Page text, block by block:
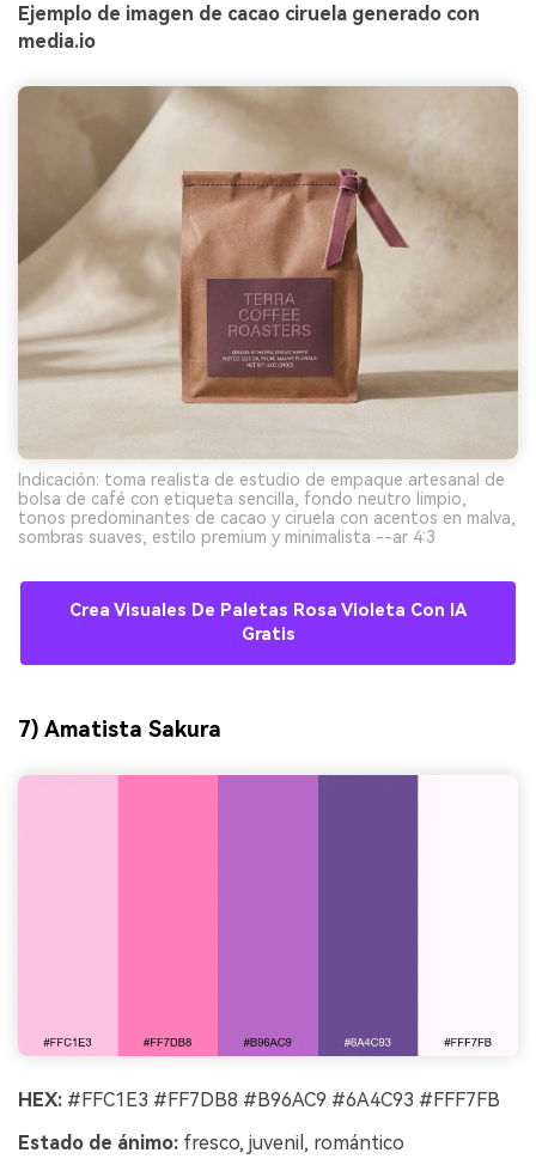
Ejemplo de imagen de cacao ciruela generado con
media.io
Indicación: toma realista de estudio de empaque artesanal de
bolsa de café con etiqueta sencilla, fondo neutro limpio,
tonos predominantes de cacao y ciruela con acentos en malva,
sombras suaves, estilo premium y minimalista --ar 4:3
Crea Visuales De Paletas Rosa Violeta Con IA
Gratis
7) Amatista Sakura
HEX: #FFC1E3 #FF7DB8 #B96AC9 #6A4C93 #FFF7FB
Estado de ánimo: fresco, juvenil, romántico